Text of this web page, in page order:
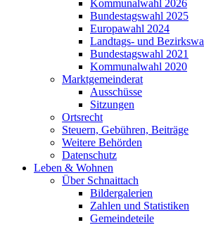
Kommunalwahl 2026
Bundestagswahl 2025
Europawahl 2024
Landtags- und
Bundestagswahl 2021
Kommunalwahl 2020
Marktgemeinderat
Ausschüsse
Sitzungen
Ortsrecht
Steuern, Gebühren, Beiträge
Weitere Behörden
Datenschutz
Leben & Wohnen
Über Schnaittach
Bildergalerien
Zahlen und Statistiken
Gemeindeteile